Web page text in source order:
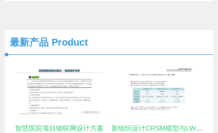
最新产品 Product
智慧医院项目物联网设计方案 新组织设计CRSM模型与LWC咨询服务模式 项目策划与公关服务的创新融合